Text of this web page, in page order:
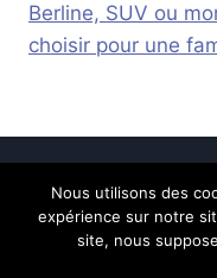
Berline, SUV ou
choisir pour une
© 2026 Calais
Nous utilisons des
expérience sur notre
site, nous